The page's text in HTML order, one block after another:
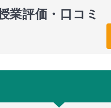
業評価・口コミ